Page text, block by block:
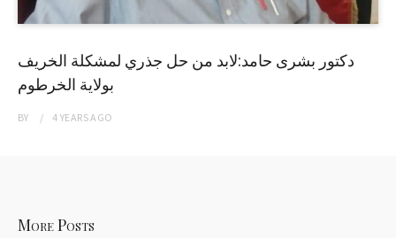
دكتور بشرى حامد:لابد من حل جذري لمشكلة الخريف
بولاية الخرطوم
BY 4 YEARSAGO
More Posts